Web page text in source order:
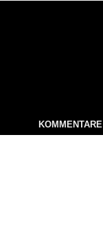
KOMMENTARE